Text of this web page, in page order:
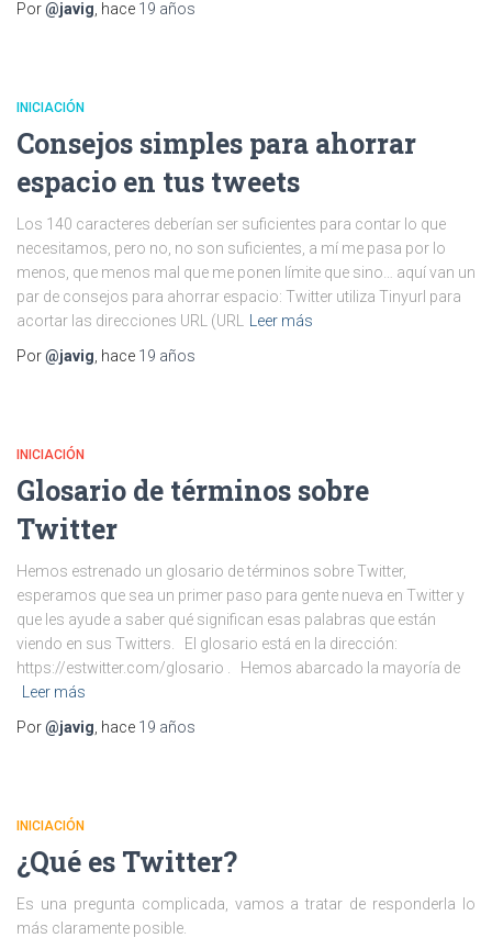
Por@javig , hace 19 años
INICIACIÓN
Consejos simples para ahorrar
espacio en tus tweets
Los 140 caracteres deberían ser suficientes para contar lo que
necesitamos, pero no, no son suficientes, a mí me pasa por lo
menos, que menos mal que me ponen límite que sino… aquí van un
par de consejos para ahorrar espacio: Twitter utiliza Tinyurl para
acortar las direcciones URL (URL
Leer más
Por@javig , hace 19 años
INICIACIÓN
Glosario de términos sobre
Twitter
Hemos estrenado un glosario de términos sobre Twitter,
esperamos que sea un primer paso para gente nueva en Twitter y
que les ayude a saber qué significan esas palabras que están
viendo en sus Twitters. El glosario está en la dirección:
https://estwitter.com/glosario . Hemos abarcado la mayoría de
Leer más
Por@javig , hace 19 años
INICIACIÓN
¿Qué es Twitter?
Es una pregunta complicada, vamos a tratar de responderla lo
más claramente posible.